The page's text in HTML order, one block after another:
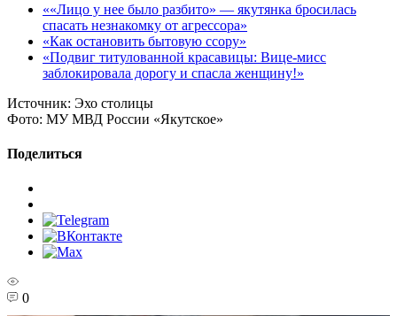
««Лицо у нее было разбито» — якутянка бросилась
спасать незнакомку от агрессора»
«Как остановить бытовую ссору»
«Подвиг титулованной красавицы: Вице-мисс
заблокировала дорогу и спасла женщину!»
Источник: Эхо столицы
Фото: МУ МВД России «Якутское»
Поделиться
0